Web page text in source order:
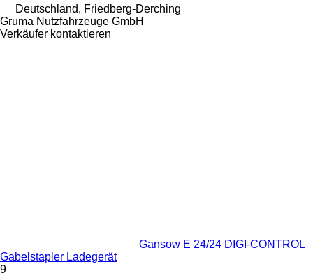
Deutschland, Friedberg-Derching
Gruma Nutzfahrzeuge GmbH
Verkäufer kontaktieren
Gansow E 24/24 DIGI-CONTROL
Gabelstapler Ladegerät
9